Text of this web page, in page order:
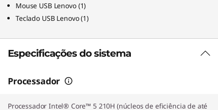
Mouse USB Lenovo (1)
Teclado USB Lenovo(1)
Especificações do sistema
Processador
Processador Intel® Core™ 5 210H (núcleos de eficiência de até